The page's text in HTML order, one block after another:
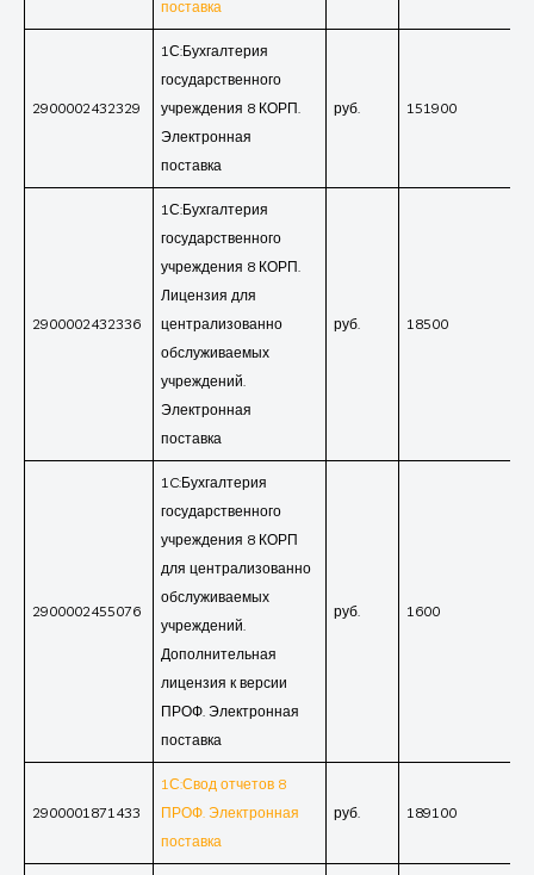
поставка
2900002432329
1С:Бухгалтерия
государственного
учреждения 8 КОРП.
Электронная
поставка
руб. 151900
2900002432336
1С:Бухгалтерия
государственного
учреждения 8 КОРП.
Лицензия для
централизованно
обслуживаемых
учреждений.
Электронная
поставка
руб. 18500
2900002455076
1C:Бухгалтерия
государственного
учреждения 8 КОРП
для централизованно
обслуживаемых
учреждений.
Дополнительная
лицензия к версии
ПРОФ. Электронная
поставка
руб. 1600
2900001871433
1С:Свод отчетов 8
ПРОФ. Электронная
поставка
руб. 189100